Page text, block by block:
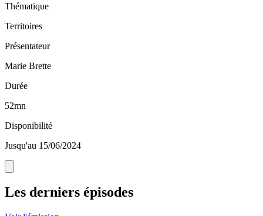
Thématique
Territoires
Présentateur
Marie Brette
Durée
52mn
Disponibilité
Jusqu'au 15/06/2024
Les derniers épisodes